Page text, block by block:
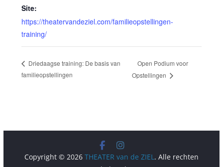
Site:
https://theatervandeziel.com/familieopstellingen-
training/
Driedaagse training: De basis van
familieopstellingen
Open Podium voor
Opstellingen
Copyright © 2026 THEATER van de ZIEL. Alle rechten